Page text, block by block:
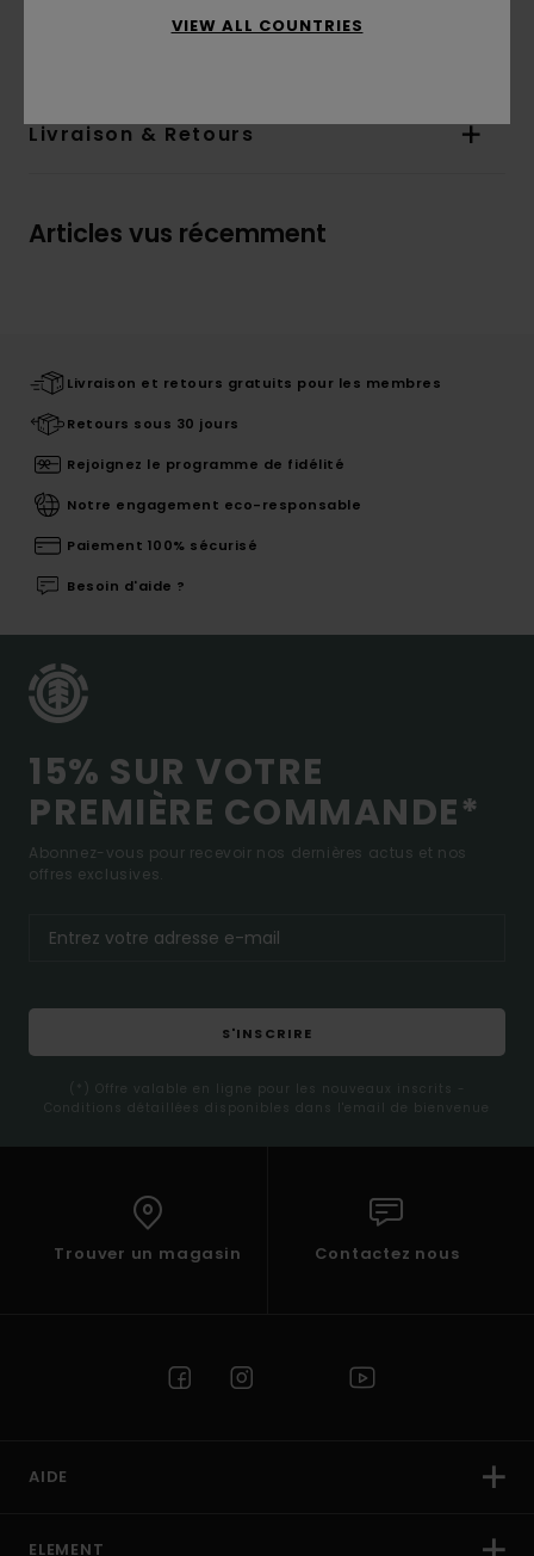
Livraison & Retours
Articles vus récemment
Livraison et retours gratuits pour les membres
Retours sous 30 jours
Rejoignez le programme de fidélité
Notre engagement eco-responsable
Paiement 100% sécurisé
Besoin d'aide ?
15% SUR VOTRE
PREMIÈRE COMMANDE*
Abonnez-vous pour recevoir nos dernières actus et nos
offres exclusives.
S'INSCRIRE
(*) Offre valable en ligne pour les nouveaux inscrits -
Conditions détaillées disponibles dans l'email de bienvenue
Trouver un magasin Contactez nous
AIDE
ELEMENT
VIEW ALL COUNTRIES